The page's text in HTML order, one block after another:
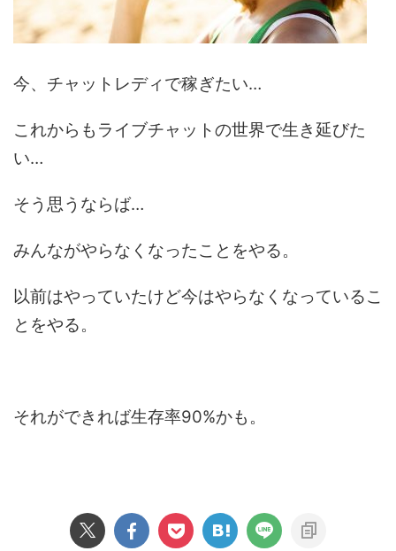
今、チャットレディで稼ぎたい…
これからもライブチャットの世界で生き延びた
い…
そう思うならば…
みんながやらなくなったことをやる。
以前はやっていたけど今はやらなくなっているこ
とをやる。
それができれば生存率90%かも。